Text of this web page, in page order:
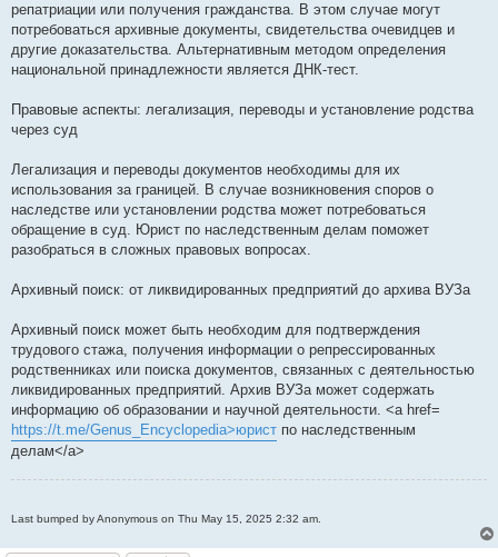
репатриации или получения гражданства. В этом случае могут
потребоваться архивные документы, свидетельства очевидцев и
другие доказательства. Альтернативным методом определения
национальной принадлежности является ДНК-тест.
Правовые аспекты: легализация, переводы и установление родства
через суд
Легализация и переводы документов необходимы для их
использования за границей. В случае возникновения споров о
наследстве или установлении родства может потребоваться
обращение в суд. Юрист по наследственным делам поможет
разобраться в сложных правовых вопросах.
Архивный поиск: от ликвидированных предприятий до архива ВУЗа
Архивный поиск может быть необходим для подтверждения
трудового стажа, получения информации о репрессированных
родственниках или поиска документов, связанных с деятельностью
ликвидированных предприятий. Архив ВУЗа может содержать
информацию об образовании и научной деятельности. <a href=
https://t.me/Genus_Encyclopedia>юрист по наследственным
делам</a>
Last bumped by Anonymous on Thu May 15, 2025 2:32 am.